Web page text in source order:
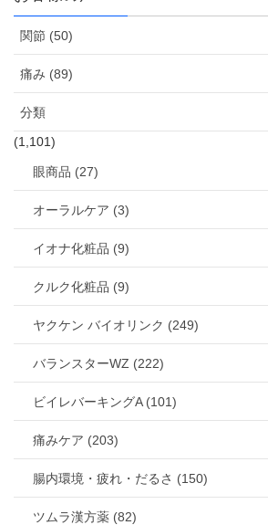
関節 (50)
痛み (89)
分類
(1,101)
眼商品 (27)
オーラルケア (3)
イオナ化粧品 (9)
クルク化粧品 (9)
ヤクケン バイオリンク (249)
バランスターWZ (222)
ビイレバーキングA (101)
痛みケア (203)
腸内環境・疲れ・だるさ (150)
ツムラ漢方薬 (82)